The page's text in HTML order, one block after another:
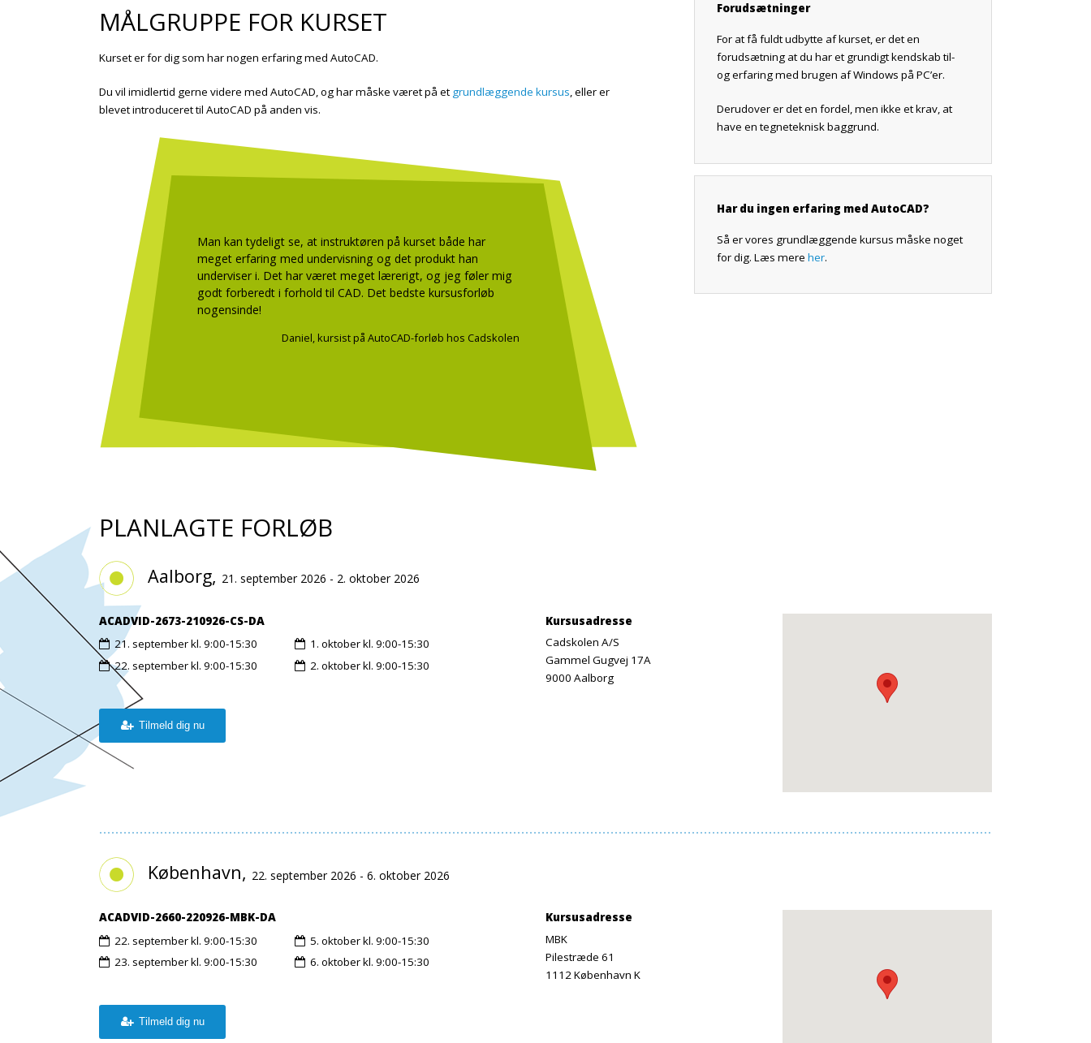
MÅLGRUPPE FOR KURSET
Kurset er for dig som har nogen erfaring med AutoCAD.
Du vil imidlertid gerne videre med AutoCAD, og har måske været på etgrundlæggende kursus, eller er
blevet introduceret til AutoCAD på anden vis.
Man kan tydeligt se, at instruktøren på kurset både har
meget erfaring med undervisning og det produkt han
underviser i. Det har været meget lærerigt, og jeg føler mig
godt forberedt i forhold til CAD. Det bedste kursusforløb
nogensinde!
Daniel, kursist på AutoCAD-forløb hos Cadskolen
Forudsætninger
For at få fuldt udbytte af kurset, er det en
forudsætning at du har et grundigt kendskab til-
og erfaring med brugen af Windows på PC’er.
Derudover er det en fordel, men ikke et krav, at
have en tegneteknisk baggrund.
Har du ingen erfaring med AutoCAD?
Så er vores grundlæggende kursus måske noget
for dig. Læs mereher.
PLANLAGTE FORLØB
Aalborg, 21. september 2026 - 2. oktober 2026
ACADVID-2673-210926-CS-DA
21. septemberkl. 9:00-15:30
22. septemberkl. 9:00-15:30
1. oktoberkl. 9:00-15:30
2. oktoberkl. 9:00-15:30
Tilmeld dig nu
Kursusadresse
Cadskolen A/S
Gammel Gugvej 17A
9000 Aalborg
København, 22. september 2026 - 6. oktober 2026
ACADVID-2660-220926-MBK-DA
22. septemberkl. 9:00-15:30
23. septemberkl. 9:00-15:30
5. oktoberkl. 9:00-15:30
6. oktoberkl. 9:00-15:30
Tilmeld dig nu
Kursusadresse
MBK
Pilestræde 61
1112 København K